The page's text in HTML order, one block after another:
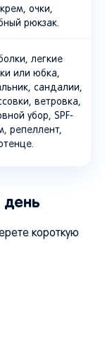
крем, очки,
рюкзак.
легкие
или юбка,
сандалии,
ветровка,
убор, SPF-
репеллент,
день
короткую